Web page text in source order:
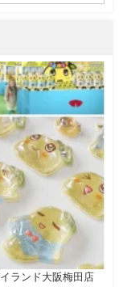
ランド大阪梅田店